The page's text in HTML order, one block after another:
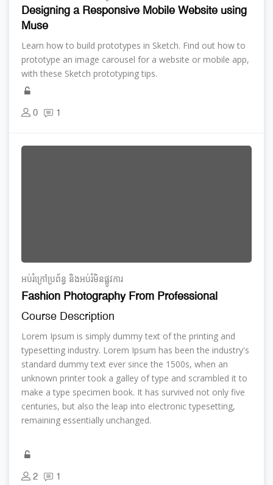
Designing a Responsive Mobile Website using
Muse
Learn how to build prototypes in Sketch. Find out how to
prototype an image carousel for a website or mobile app,
with these Sketch prototyping tips.
0 1
អប់រំ​ក្រៅ​ប្រព័ន្ធ និង​​អប់រំ​មិន​ផ្លូវ​ការ
Fashion Photography From Professional
Course Description
Lorem Ipsum is simply dummy text of the printing and
typesetting industry. Lorem Ipsum has been the industry's
standard dummy text ever since the 1500s, when an
unknown printer took a galley of type and scrambled it to
make a type specimen book. It has survived not only five
centuries, but also the leap into electronic typesetting,
remaining essentially unchanged.
2 1